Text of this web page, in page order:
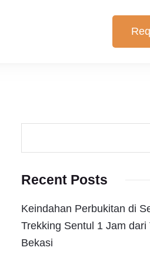
yang cocok untuk anda.
Recent Posts
Keindahan Perbukitan di
Trekking Sentul 1 Jam dari
Bekasi